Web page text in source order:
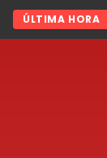
ÚLTIMA HORA
acompañó